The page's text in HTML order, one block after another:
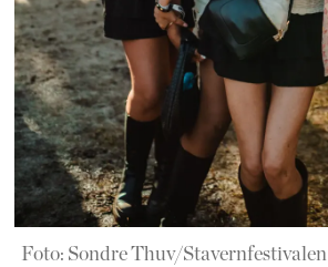
Foto: Sondre Thuv/Stavernfestivalen